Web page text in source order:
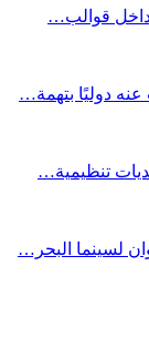
دوليًا بتهمة…
تنظيمية…